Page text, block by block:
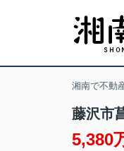
湘南で不動
藤沢市
5,380